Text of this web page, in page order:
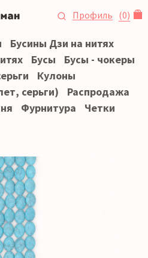
Профиль (0)
Бусины Дзи на нитях
Бусы
Бусы - чокеры
Кулоны
серьги)
Распродажа
Фурнитура Четки